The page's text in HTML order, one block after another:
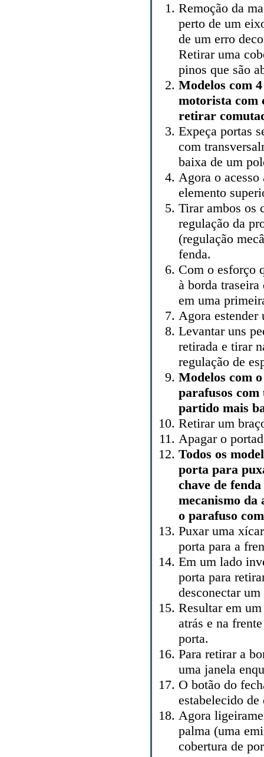
Remoção da
perto de um
de um erro
Retirar uma
pinos que são
Modelos com
motorista com
retirar
Expeça portas
com
baixa de um
Agora o acesso
elemento
Tirar ambos os
regulação da
(regulação
fenda.
Com o esforço
à borda
em uma
Agora estender
Levantar uns
retirada e tirar
regulação de
Modelos com
parafusos
partido mais
Retirar um
Apagar o
Todos os
porta para
chave de
mecanismo
o parafuso
Puxar uma
porta para a
Em um lado
porta para
desconectar
Resultar em
atrás e na
porta.
Para retirar a
uma janela
O botão do
estabelecido de
Agora
palma (uma
cobertura de